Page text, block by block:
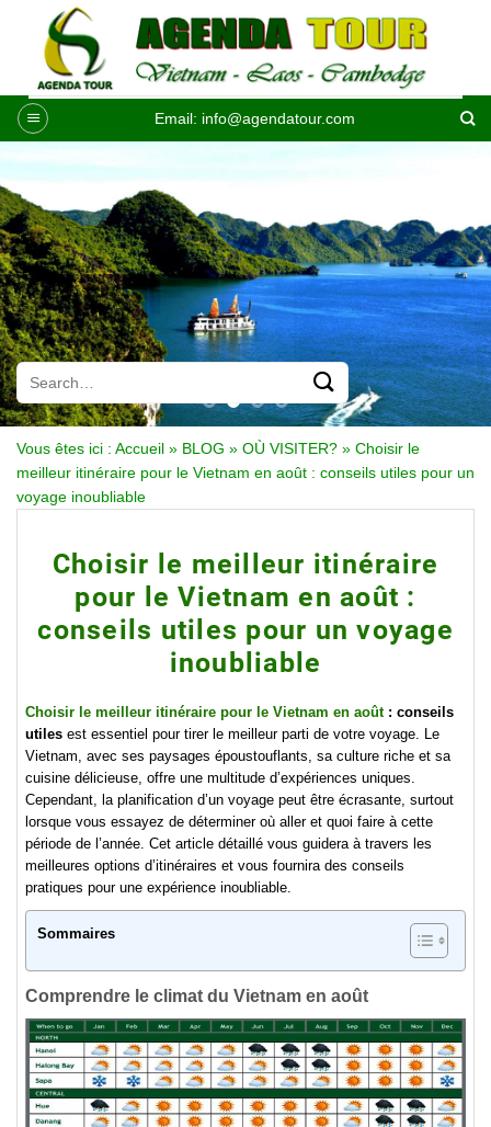
contenu
Email: info@agendatour.com
Vous êtes ici : Accueil » BLOG » OÙ VISITER? » Choisir le
meilleur itinéraire pour le Vietnam en août : conseils utiles pour un
voyage inoubliable
Choisir le meilleur itinéraire
pour le Vietnam en août :
conseils utiles pour un voyage
inoubliable
Choisir le meilleur itinéraire pour le Vietnam en août: conseils
utiles est essentiel pour tirer le meilleur parti de votre voyage. Le
Vietnam, avec ses paysages époustouflants, sa culture riche et sa
cuisine délicieuse, offre une multitude d’expériences uniques.
Cependant, la planification d’un voyage peut être écrasante, surtout
lorsque vous essayez de déterminer où aller et quoi faire à cette
période de l’année. Cet article détaillé vous guidera à travers les
meilleures options d’itinéraires et vous fournira des conseils
pratiques pour une expérience inoubliable.
Sommaires
Comprendre le climat du Vietnam en août